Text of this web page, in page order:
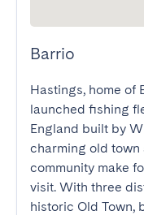
Barrio
Hastings, home of
launched fishing
England built by
charming old
community make
visit. With three
historic Old Town,